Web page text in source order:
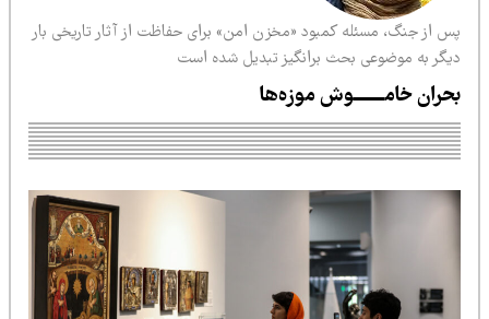
از جنگ، مسئله کمبود «مخزن امن» برای حفاظت از آثار تاریخی بار
به موضوعی بحث برانگیز تبدیل شده است
خامـــــــوش موزه‌ها